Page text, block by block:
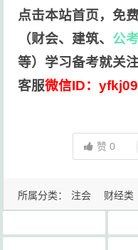
点击本站首页，免
（财会、建筑、 公
等）学习备考就关
客服微信ID：
赞0
所属分类： 注会 财经类